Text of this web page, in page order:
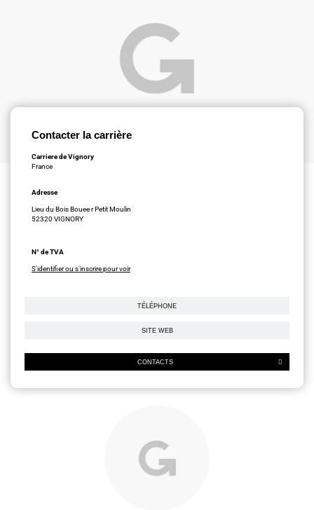
Contacter la carrière
Carriere de Vignory
France
Adresse
Lieu du Bois Bouee r Petit Moulin
52320 VIGNORY
N° de TVA
S'identifier ou s'inscrire pour voir
TÉLÉPHONE
SITE WEB
CONTACTS